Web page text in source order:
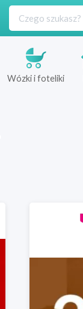
Wózki i foteliki